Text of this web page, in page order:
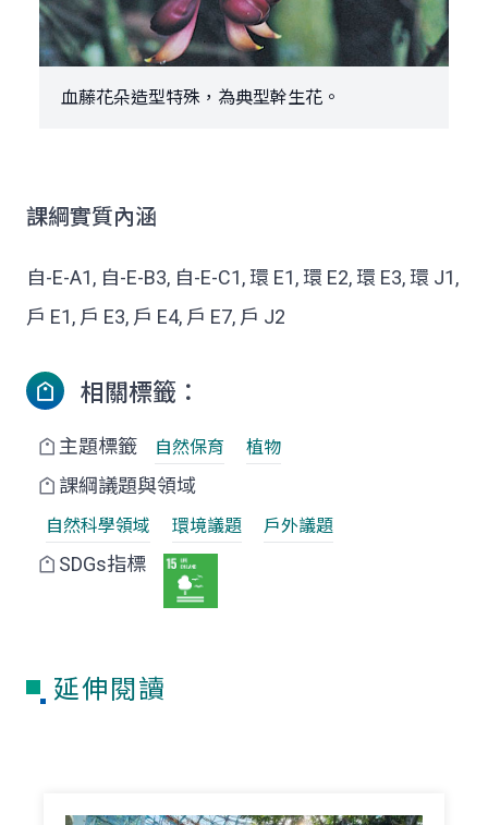
血藤花朵造型特殊，為典型幹生花。
課綱實質內涵
自-E-A1, 自-E-B3, 自-E-C1, 環 E1, 環 E2, 環 E3, 環 J1,
戶 E1, 戶 E3, 戶 E4, 戶 E7, 戶 J2
相關標籤：
主題標籤 自然保育 植物
課綱議題與領域
自然科學領域 環境議題 戶外議題
SDGs指標
延伸閱讀